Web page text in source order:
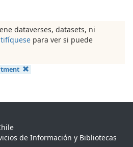
dataverses, datasets, ni
para ver si puede
de Información y Bibliotecas